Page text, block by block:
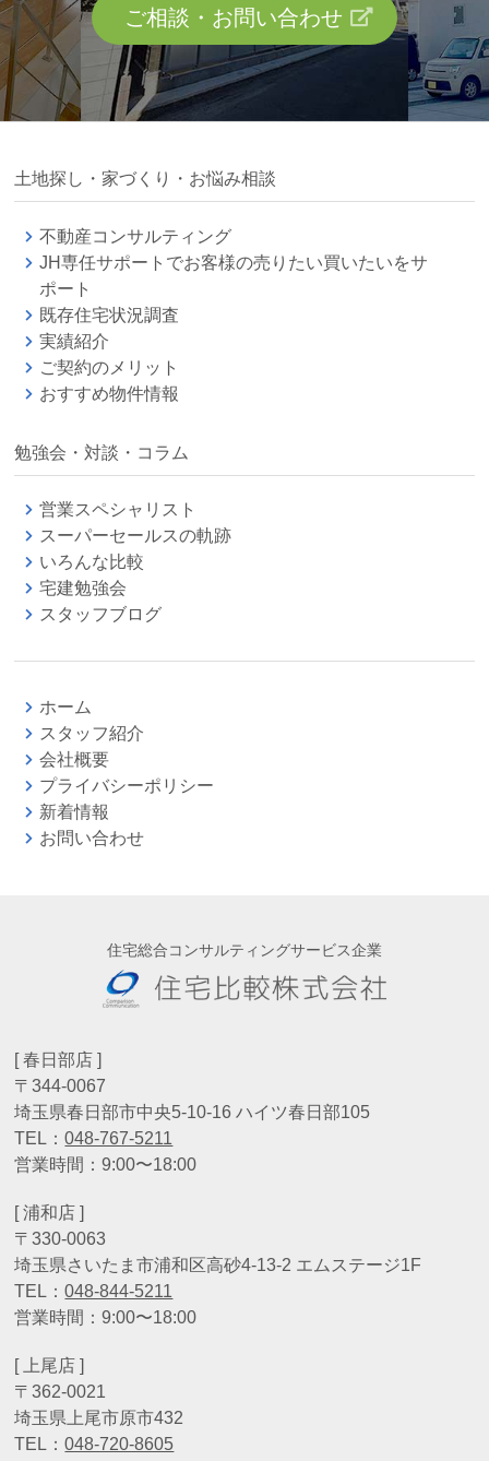
ご相談・お問い合わせ
土地探し・家づくり・お悩み相談
不動産コンサルティング
JH専任サポートでお客様の売りたい買いたいをサ
ポート
既存住宅状況調査
実績紹介
ご契約のメリット
おすすめ物件情報
勉強会・対談・コラム
営業スペシャリスト
スーパーセールスの軌跡
いろんな比較
宅建勉強会
スタッフブログ
ホーム
スタッフ紹介
会社概要
プライバシーポリシー
新着情報
お問い合わせ
住宅総合コンサルティングサービス企業
[ 春日部店 ]
〒344-0067
埼玉県春日部市中央5-10-16 ハイツ春日部105
TEL：048-767-5211
営業時間：9:00〜18:00
[ 浦和店 ]
〒330-0063
埼玉県さいたま市浦和区高砂4-13-2 エムステージ1F
TEL：048-844-5211
営業時間：9:00〜18:00
[ 上尾店 ]
〒362-0021
埼玉県上尾市原市432
TEL：048-720-8605